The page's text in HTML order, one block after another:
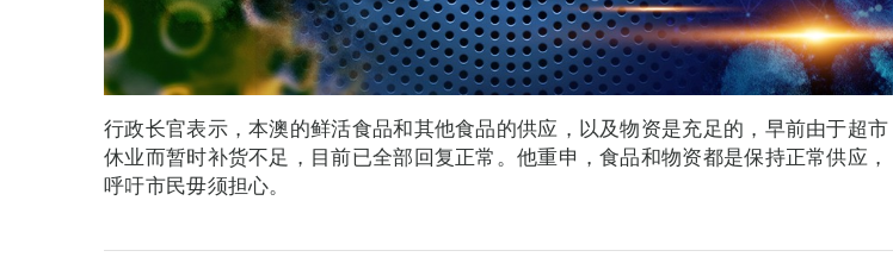
行政长官表示，本澳的鲜活食品和其他食品的供应，以及物资是充足的，早前由于超市
休业而暂时补货不足，目前已全部回复正常。他重申，食品和物资都是保持正常供应，
呼吁市民毋须担心。